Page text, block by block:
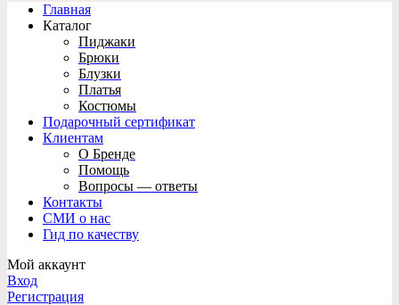
Главная
Каталог
Пиджаки
Брюки
Блузки
Платья
Костюмы
Подарочный сертификат
Клиентам
О Бренде
Помощь
Вопросы — ответы
Контакты
СМИ о нас
Гид по качеству
Мой аккаунт
Вход
Регистрация